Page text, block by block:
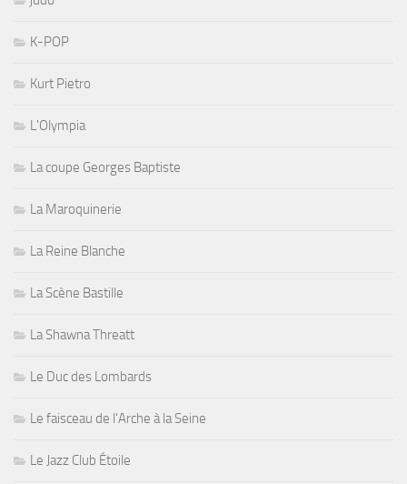
K-POP
Kurt Pietro
L'Olympia
La coupe Georges Baptiste
La Maroquinerie
La Reine Blanche
La Scène Bastille
La Shawna Threatt
Le Duc des Lombards
Le faisceau de l'Arche à la Seine
Le Jazz Club Étoile